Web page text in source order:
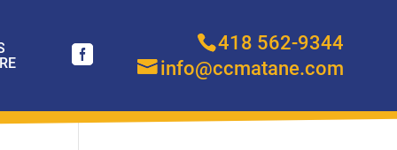
418 562-9344
info@ccmatane.com